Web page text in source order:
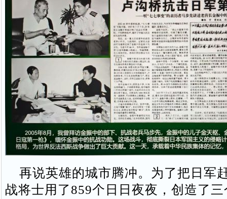
再说英雄的城市腾冲。为了把日军
战将士用了859个日日夜夜，创造了